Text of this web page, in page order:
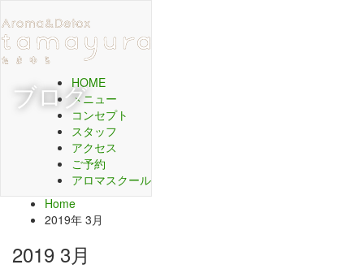
HOME
メニュー
コンセプト
スタッフ
アクセス
ご予約
アロマスクール
ブログ
Home
2019年 3月
2019 3月